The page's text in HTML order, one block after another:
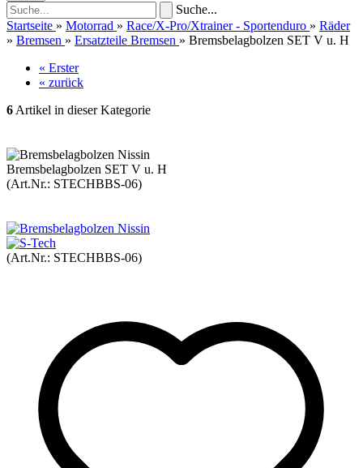
Suche...
Startseite » Motorrad » Race/X-Pro/Xtrainer - Sportenduro » Räder
» Bremsen » Ersatzteile Bremsen » Bremsbelagbolzen SET V u. H
« Erster
« zurück
6 Artikel in dieser Kategorie
Bremsbelagbolzen SET V u. H
(Art.Nr.: STECHBBS-06)
(Art.Nr.: STECHBBS-06)